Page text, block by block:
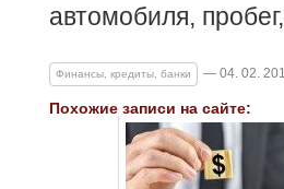
автомобиля,
Финансы, кредиты, банки — 04. 02.
Похожие записи на сайте: